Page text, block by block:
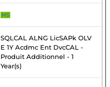
MS
SQLCAL ALNG LicSAPk OLV
E 1Y Acdmc Ent DvcCAL -
Produit Additionnel - 1
Year(s)